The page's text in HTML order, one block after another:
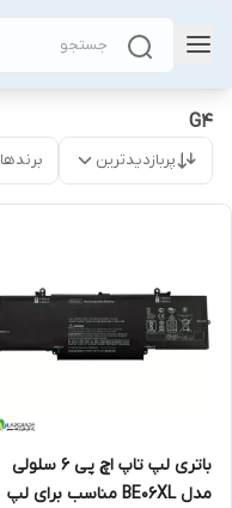
G4
پربازدیدترین برندها
باتری لپ تاپ اچ پی 6 سلولی
مدل BE06XL مناسب برای لپ